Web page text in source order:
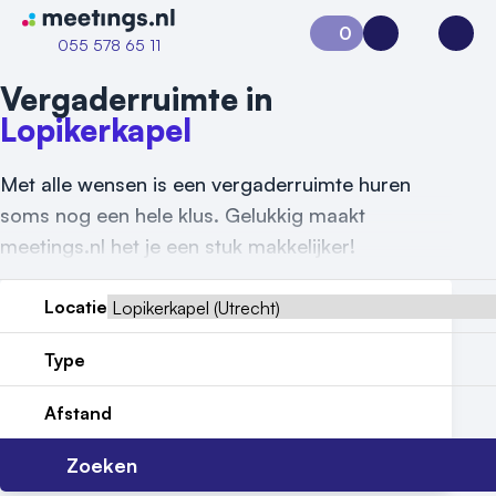
Naar home van Meetings
055 578 65 11
Meld locatie aan
0
Aanvraag 0Inloggen
Vergaderruimte in
Lopikerkapel
Met alle wensen is een vergaderruimte huren
soms nog een hele klus. Gelukkig maakt
meetings.nl het je een stuk makkelijker!
Locatie
Type
Afstand
Zoeken